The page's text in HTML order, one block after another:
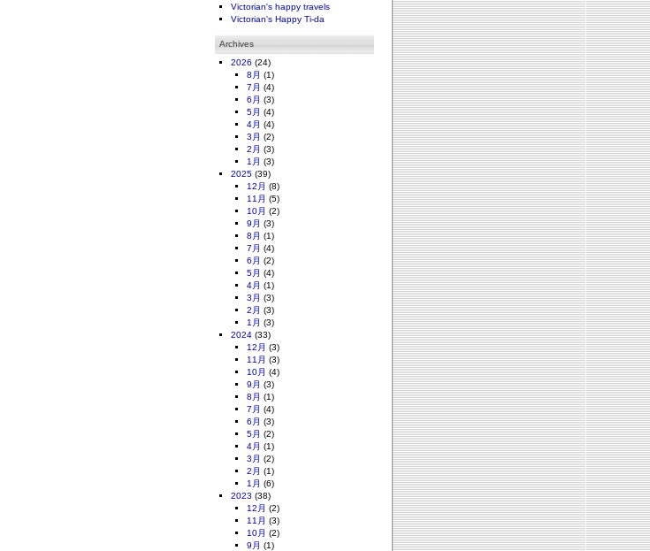
Victorian's happy travels
Victorian's Happy Ti-da
Archives
2026 (24)
8月 (1)
7月 (4)
6月 (3)
5月 (4)
4月 (4)
3月 (2)
2月 (3)
1月 (3)
2025 (39)
12月 (8)
11月 (5)
10月 (2)
9月 (3)
8月 (1)
7月 (4)
6月 (2)
5月 (4)
4月 (1)
3月 (3)
2月 (3)
1月 (3)
2024 (33)
12月 (3)
11月 (3)
10月 (4)
9月 (3)
8月 (1)
7月 (4)
6月 (3)
5月 (2)
4月 (1)
3月 (2)
2月 (1)
1月 (6)
2023 (38)
12月 (2)
11月 (3)
10月 (2)
9月 (1)